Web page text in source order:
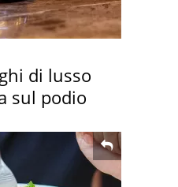
di lusso
sul podio